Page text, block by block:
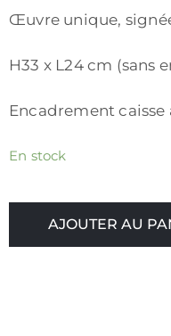
de
Œuvre unique,
H33 x L24 cm (sans
Encadrement
En stock
AJOUTER AU